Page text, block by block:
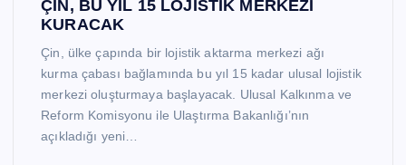
ÇİN, BU YIL 15 LOJİSTİK MERKEZİ
KURACAK
Çin, ülke çapında bir lojistik aktarma merkezi ağı
kurma çabası bağlamında bu yıl 15 kadar ulusal lojistik
merkezi oluşturmaya başlayacak. Ulusal Kalkınma ve
Reform Komisyonu ile Ulaştırma Bakanlığı’nın
açıkladığı yeni…